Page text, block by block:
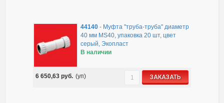
44140- Муфта "труба-труба" диаметр
40 мм MS40, упаковка 20 шт, цвет
серый, Экопласт
В наличии
6 650,63 руб. (уп) ЗАКАЗАТЬ